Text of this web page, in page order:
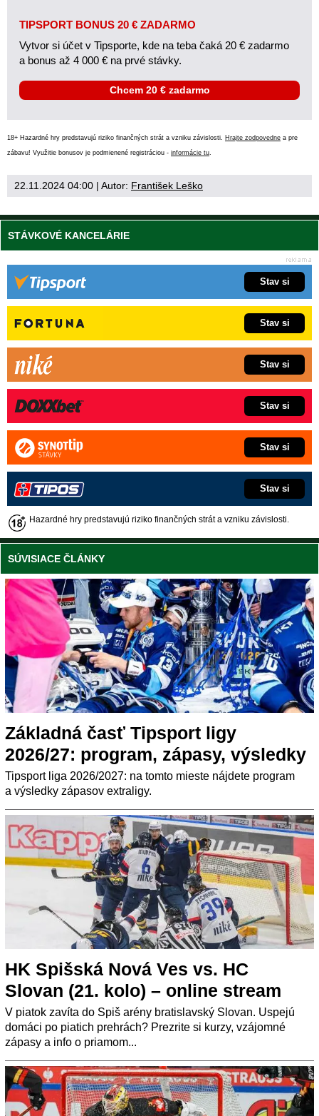
TIPSPORT BONUS 20 € ZADARMO
Vytvor si účet v Tipsporte, kde na teba čaká 20 € zadarmo
a bonus až 4 000 € na prvé stávky.
Chcem 20 € zadarmo
18+ Hazardné hry predstavujú riziko finančných strát a vzniku závislosti. Hrajte zodpovedne a pre
zábavu! Využitie bonusov je podmienené registráciou - informácie tu
22.11.2024 04:00 | Autor: František Leško
STÁVKOVÉ KANCELÁRIE
Stav si
Stav si
Stav si
Stav si
Stav si
Stav si
Hazardné hry predstavujú riziko finančných strát a vzniku závislosti.
SÚVISIACE ČLÁNKY
Základná časť Tipsport ligy
2026/27: program, zápasy, výsledky
Tipsport liga 2026/2027: na tomto mieste nájdete program
a výsledky zápasov extraligy.
HK Spišská Nová Ves vs. HC
Slovan (21. kolo) – online stream
V piatok zavíta do Spiš arény bratislavský Slovan. Uspejú
domáci po piatich prehrách? Prezrite si kurzy, vzájomné
zápasy a info o priamom...